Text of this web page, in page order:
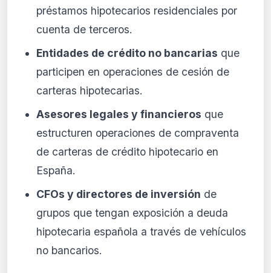
préstamos hipotecarios residenciales por
cuenta de terceros.
Entidades de crédito no bancarias que
participen en operaciones de cesión de
carteras hipotecarias.
Asesores legales y financieros que
estructuren operaciones de compraventa
de carteras de crédito hipotecario en
España.
CFOs y directores de inversión de
grupos que tengan exposición a deuda
hipotecaria española a través de vehículos
no bancarios.